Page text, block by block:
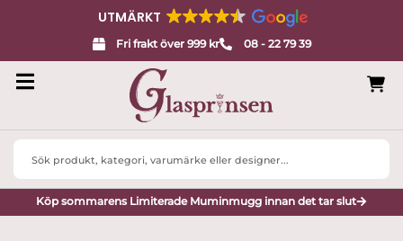
UTMÄRKT
Fri frakt över 999 kr 08 - 22 79 39
Search
Köp sommarens Limiterade Muminmugg innan det tar slut